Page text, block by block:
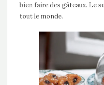
bien faire des gâteaux. Le
tout le monde.